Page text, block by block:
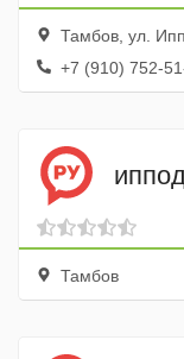
Тамбов, ул.
+7 (910) 752-51-
Тамбов